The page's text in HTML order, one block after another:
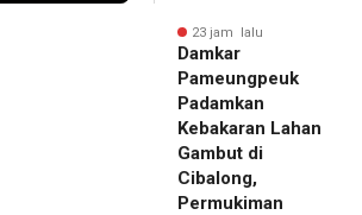
23 jam lalu
Damkar
Pameungpeuk
Padamkan
Kebakaran Lahan
Gambut di
Cibalong,
Permukiman